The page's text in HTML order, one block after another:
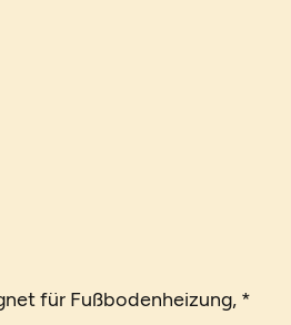
für Fußbodenheizung, *